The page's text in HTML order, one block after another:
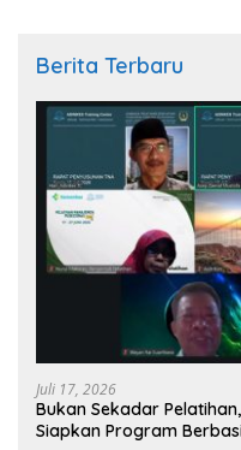
Berita Terbaru
Juli 17, 2026
Bukan Sekadar
Siapkan Program